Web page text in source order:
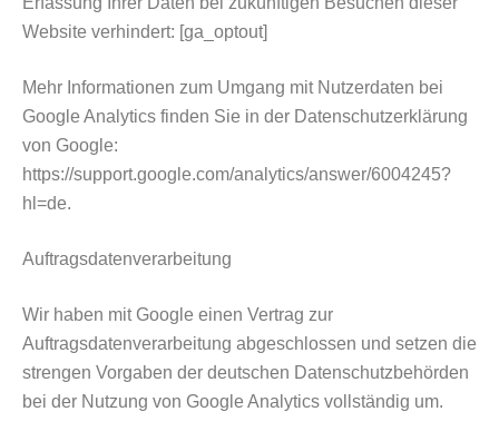
Website verhindert: [ga_optout]
Mehr Informationen zum Umgang mit Nutzerdaten bei
Google Analytics finden Sie in der Datenschutzerklärung
von Google:
https://support.google.com/analytics/answer/6004245?
hl=de.
Auftragsdatenverarbeitung
Wir haben mit Google einen Vertrag zur
Auftragsdatenverarbeitung abgeschlossen und setzen die
strengen Vorgaben der deutschen Datenschutzbehörden
bei der Nutzung von Google Analytics vollständig um.